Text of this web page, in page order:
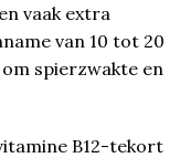
vaak extra
van 10 tot 20
spierzwakte en
B12-tekort